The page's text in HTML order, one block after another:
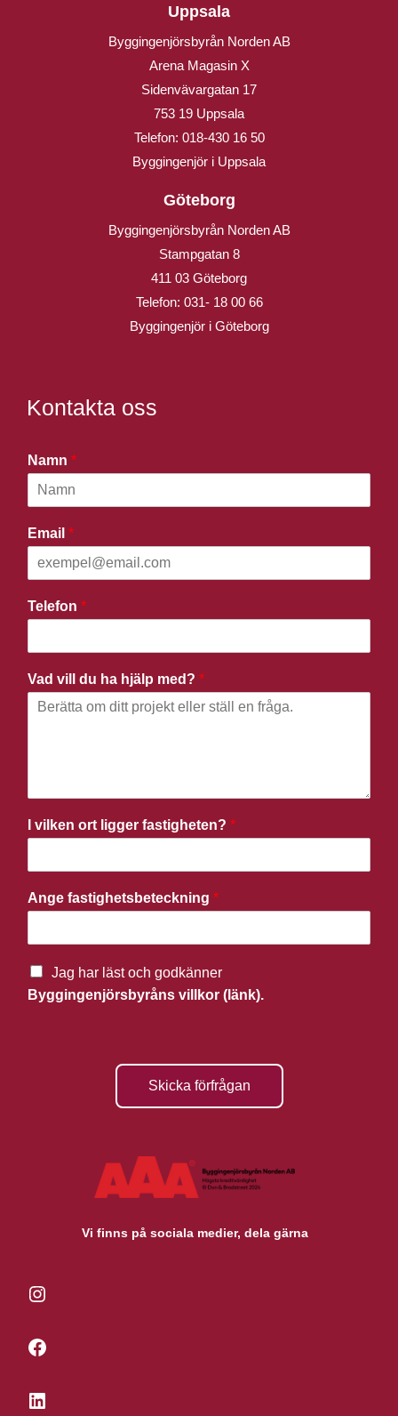
Uppsala
Byggingenjörsbyrån Norden AB
Arena Magasin X
Sidenvävargatan 17
753 19 Uppsala
Telefon: 018-430 16 50
Byggingenjör i Uppsala
Göteborg
Byggingenjörsbyrån Norden AB
Stampgatan 8
411 03 Göteborg
Telefon: 031- 18 00 66
Byggingenjör i Göteborg
Kontakta oss
Namn *
Email *
Telefon *
Vad vill du ha hjälp med? *
I vilken ort ligger fastigheten? *
Ange fastighetsbeteckning *
Jag har läst och godkänner
Byggingenjörsbyråns villkor (länk).
Skicka förfrågan
Vi finns på sociala medier, dela gärna
Instagram
Facebook
LinkedIn